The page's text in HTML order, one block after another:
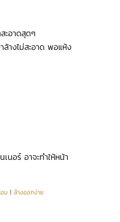
ะอาดสุดๆ
างไม่สะอาด พอแห้ง
นอร์ อาจะทำให้หน้า
ม | ล้างออกง่าย